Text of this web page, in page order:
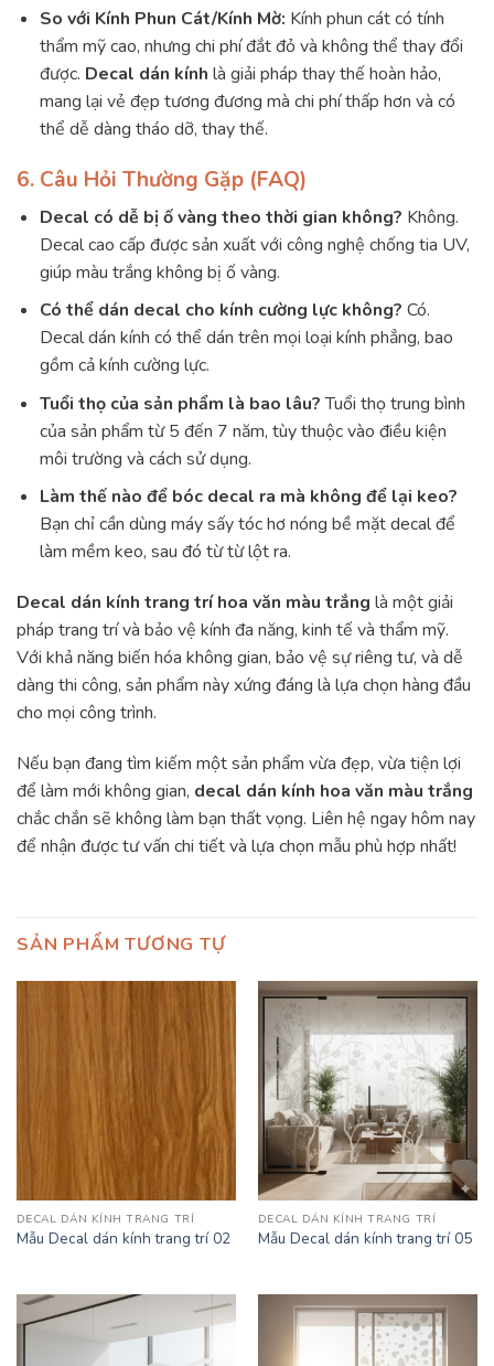
So với Kính Phun Cát/Kính Mờ: Kính phun cát có tính
thẩm mỹ cao, nhưng chi phí đắt đỏ và không thể thay đổi
được. Decal dán kính là giải pháp thay thế hoàn hảo,
mang lại vẻ đẹp tương đương mà chi phí thấp hơn và có
thể dễ dàng tháo dỡ, thay thế.
6. Câu Hỏi Thường Gặp (FAQ)
Decal có dễ bị ố vàng theo thời gian không? Không.
Decal cao cấp được sản xuất với công nghệ chống tia UV,
giúp màu trắng không bị ố vàng.
Có thể dán decal cho kính cường lực không? Có.
Decal dán kính có thể dán trên mọi loại kính phẳng, bao
gồm cả kính cường lực.
Tuổi thọ của sản phẩm là bao lâu?Tuổi thọ trung bình
của sản phẩm từ 5 đến 7 năm, tùy thuộc vào điều kiện
môi trường và cách sử dụng.
Làm thế nào để bóc decal ra mà không để lại keo?
Bạn chỉ cần dùng máy sấy tóc hơ nóng bề mặt decal để
làm mềm keo, sau đó từ từ lột ra.
Decal dán kính trang trí hoa văn màu trắng là một giải
pháp trang trí và bảo vệ kính đa năng, kinh tế và thẩm mỹ.
Với khả năng biến hóa không gian, bảo vệ sự riêng tư, và dễ
dàng thi công, sản phẩm này xứng đáng là lựa chọn hàng đầu
cho mọi công trình.
Nếu bạn đang tìm kiếm một sản phẩm vừa đẹp, vừa tiện lợi
để làm mới không gian, decal dán kính hoa văn màu trắng
chắc chắn sẽ không làm bạn thất vọng. Liên hệ ngay hôm nay
để nhận được tư vấn chi tiết và lựa chọn mẫu phù hợp nhất!
SẢN PHẨM TƯƠNG TỰ
DECAL DÁN KÍNH TRANG TRÍ
Mẫu Decal dán kính trang trí 02
DECAL DÁN KÍNH TRANG TRÍ
Mẫu Decal dán kính trang trí 05